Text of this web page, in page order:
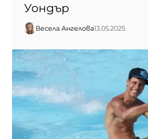
Уондър
Весела Ангелова13.05.2025